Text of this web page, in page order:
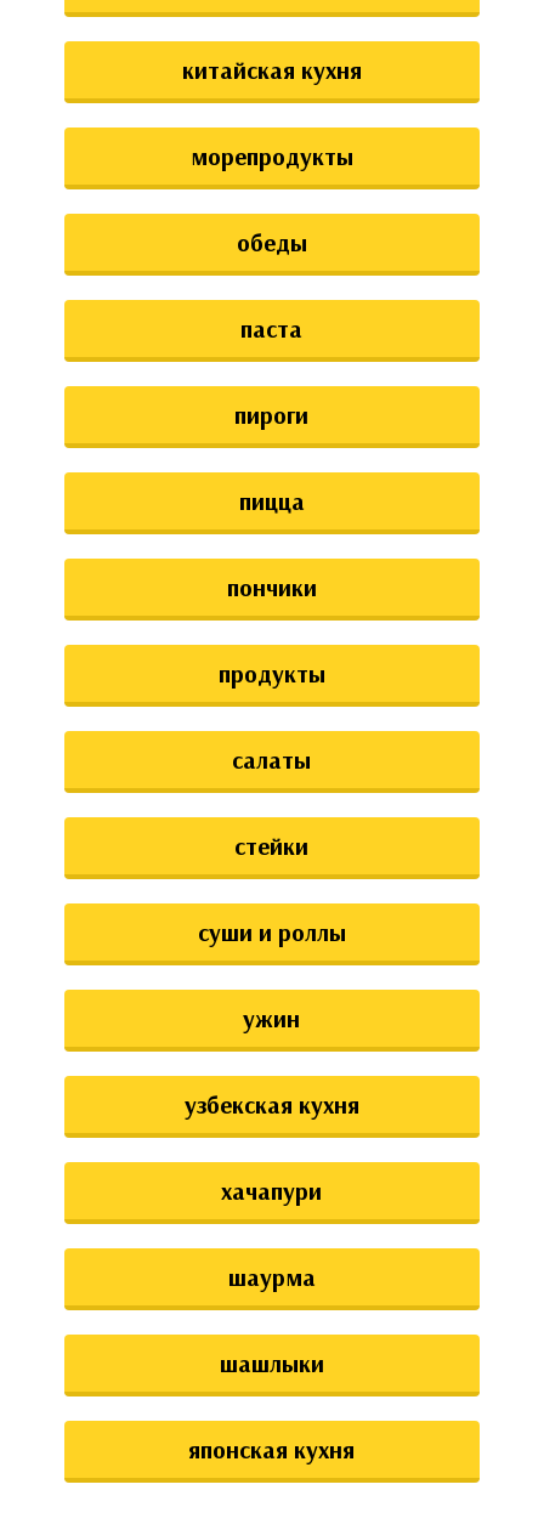
китайская кухня
морепродукты
обеды
паста
пироги
пицца
пончики
продукты
салаты
стейки
суши и роллы
ужин
узбекская кухня
хачапури
шаурма
шашлыки
японская кухня